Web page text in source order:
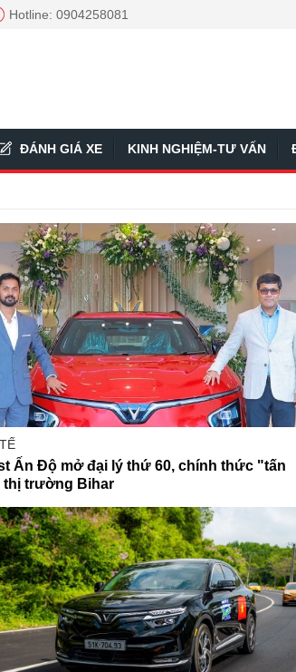
Hotline: 0904258081
ĐÁNH GIÁ XE KINH NGHIỆM-TƯ VẤN
Ấn Độ mở đại lý thứ 60, chính thức "tấn
trường Bihar